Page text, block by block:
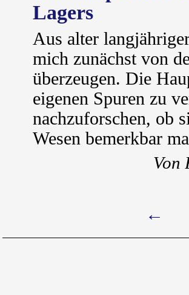
Lagers
Aus alter
mich zunächst von
überzeugen. Die
eigenen Spuren zu
nachzuforschen, ob
Wesen bemerkbar
Von
←